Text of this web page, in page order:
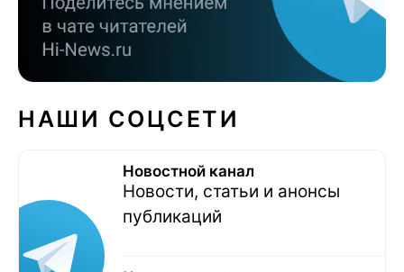
НАШИ СОЦСЕТИ
Новостной канал
Новости, статьи и анонсы
публикаций